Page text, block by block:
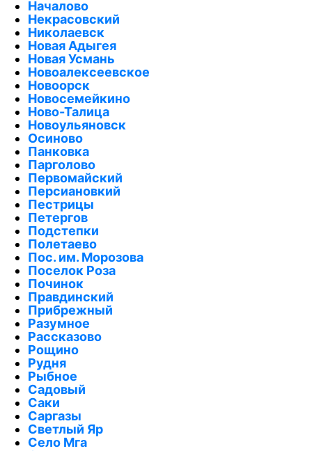
Началово
Некрасовский
Николаевск
Новая Адыгея
Новая Усмань
Новоалексеевское
Новоорск
Новосемейкино
Ново-Талица
Новоульяновск
Осиново
Панковка
Парголово
Первомайский
Персиановкий
Пестрицы
Петергов
Подстепки
Полетаево
Пос. им. Морозова
Поселок Роза
Починок
Правдинский
Прибрежный
Разумное
Рассказово
Рощино
Рудня
Рыбное
Садовый
Саки
Саргазы
Светлый Яр
Село Мга